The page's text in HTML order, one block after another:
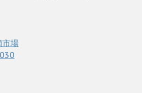
市場